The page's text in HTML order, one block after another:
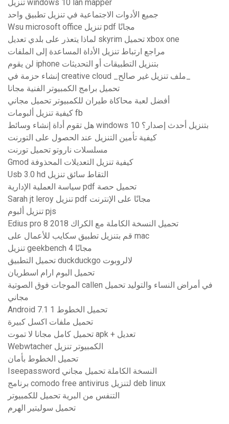
تنزيل windows 10 lan mapper
جميع الأدوات الاجتماعية في تنزيل تطبيق واحد
Wsu microsoft office تنزيل pdf مجانًا
لماذا يتعذر على بلدي تعديل skyrim تحميل xbox one
مراجع ارتباط تنزيل الأداة المساعدة إلى الملفات
لن يقوم iphone بتنزيل التطبيقات أو التحديثات
تحميل برامج الكمبيوتر الفنية مجانا
أفضل لعبة محاكاة طيران للكمبيوتر تحميل مجاني
كيفية تنزيل ألبومات fb
هل تقوم أداة إنشاء وسائط windows 10 بتنزيل أحدث إصدار؟
كيفية تأمين التنزيل عند الحصول على التورنت
مسلسلات ناروتو تحميل تورنت
Gmod كيفية تنزيل التعديلات المحذوفة
Usb 3.0 hd التقاط سائق تنزيل
سياسة العملية الإدارية pdf تحميل حصة
Sarah jt leroy تنزيل pdf مجانًا على الإنترنت
تنزيل ألبوم pjs
Edius pro 8 تحميل النسخة الكاملة مع الكراك 2018
قم بتنزيل تطبيق سكايب للأعمال على mac
تنزيل geekbench 4 مجانًا
تحميل التطبيق duckduckgo لالروبوت
تحميل البوم ارام اسطريان
الموجات فوق الصوتية callen في أمراض النساء والتوليد تحميل
مجاني
Android 7.1 1 تحميل الخطوط
تحميل ملفات اكسل كبيرة
تحميل كامل مجانا لا تموت apk + تعديل
Webwtacher الكمبيوتر تنزيل
تحميل الخطوط بأمان
Iseepassword النسخة الكاملة تحميل مجاني
برنامج comodo free antivirus لتنزيل deb linux
التنفس من البرية تحميل للكمبيوتر
تحميل سوليتير الهرم